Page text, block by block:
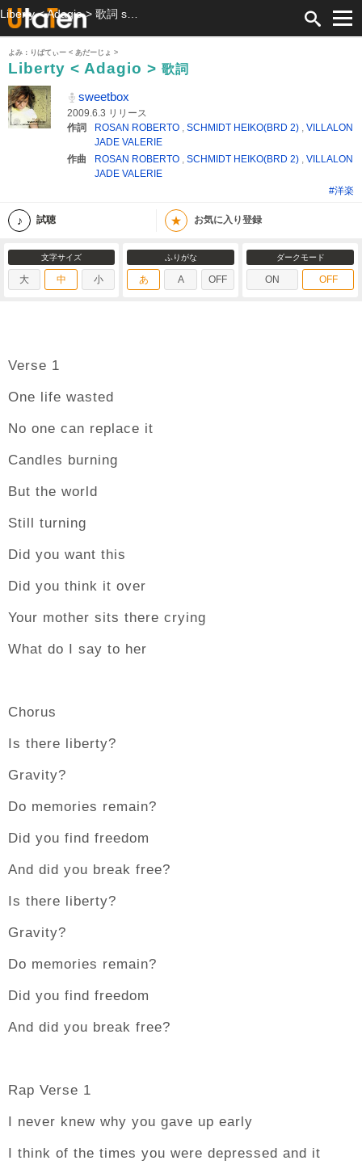
よみ：りばてぃー < あだーじょ >
Liberty < Adagio > 歌詞
sweetbox
2009.6.3 リリース
作詞
ROSAN ROBERTO , SCHMIDT HEIKO(BRD 2) , VILLALON
JADE VALERIE
作曲
ROSAN ROBERTO , SCHMIDT HEIKO(BRD 2) , VILLALON
JADE VALERIE
#洋楽
試聴 ★ お気に入り登録
文字サイズ
大 中 小
ふりがな
あ A OFF
ダークモード
ON OFF
Verse 1
One life wasted
No one can replace it
Candles burning
But the world
Still turning
Did you want this
Did you think it over
Your mother sits there crying
What do I say to her
Chorus
Is there liberty?
Gravity?
Do memories remain?
Did you find freedom
And did you break free?
Is there liberty?
Gravity?
Do memories remain?
Did you find freedom
And did you break free?
Rap Verse 1
I never knew why you gave up early
I think of the times you were depressed and it